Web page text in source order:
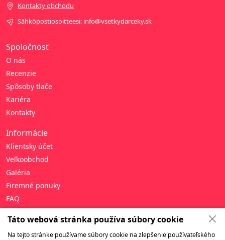
Spoločnosť
O nás
Recenzie
Spôsoby tlače
Kariéra
Kontakty
Informácie
Klientsky účet
Veľkoobchod
Galéria
Firemné ponuky
FAQ
Pomoc
Zásady ochrany osobných údajov
Kontakty obchodu
Sähköpostiosoitteesi: info@vsetkydarceky.sk
Táto webová stránka používa súbory cookie
Na tejto stránke používame súbory cookie na zlepšenie používateľského